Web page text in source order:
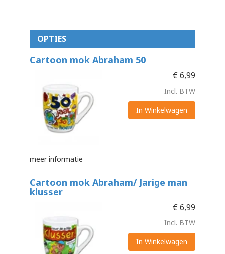
OPTIES
Cartoon mok Abraham 50
€ 6,99
Incl. BTW
In Winkelwagen
meer informatie
Cartoon mok Abraham/ Jarige man
klusser
€ 6,99
Incl. BTW
In Winkelwagen